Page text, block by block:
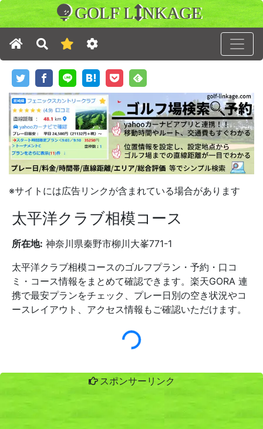
GOLF L NKAGE
※サイトには広告リンクが含まれている場合があります
太平洋クラブ相模コース
所在地: 神奈川県秦野市柳川大峯771-1
太平洋クラブ相模コースのゴルフプラン・予約・口コ
ミ・コース情報をまとめて確認できます。楽天GORA 連
携で最安プランをチェック、プレー日別の空き状況やコ
ースレイアウト、アクセス情報もご確認いただけます。
スポンサーリンク